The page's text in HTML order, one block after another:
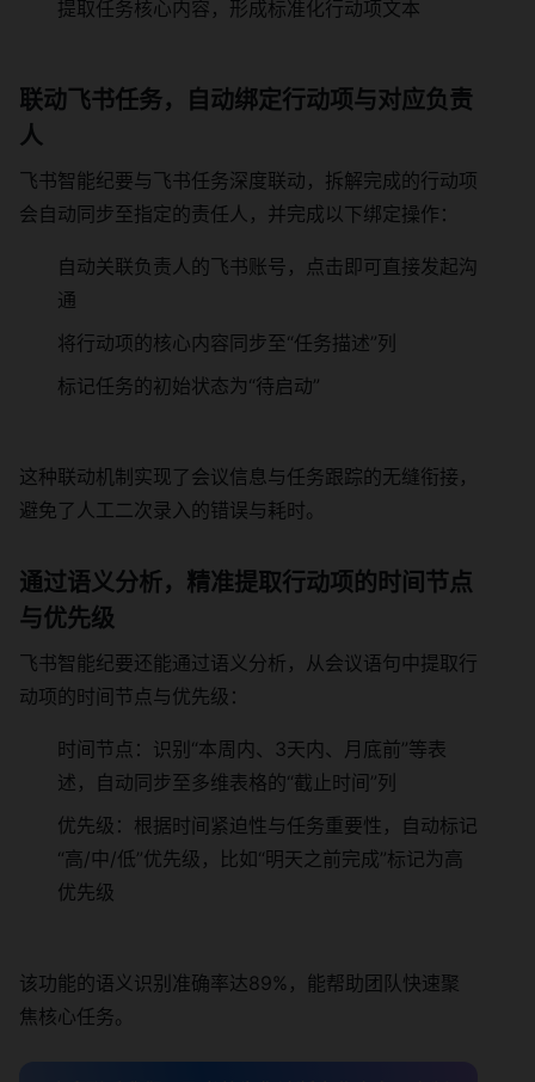
提取任务核心内容，形成标准化行动项文本
联动飞书任务，自动绑定行动项与对应负责
人
飞书智能纪要与飞书任务深度联动，拆解完成的行动项
会自动同步至指定的责任人，并完成以下绑定操作：
自动关联负责人的飞书账号，点击即可直接发起沟
通
将行动项的核心内容同步至“任务描述”列
标记任务的初始状态为“待启动”
这种联动机制实现了会议信息与任务跟踪的无缝衔接，
避免了人工二次录入的错误与耗时。
通过语义分析，精准提取行动项的时间节点
与优先级
飞书智能纪要还能通过语义分析，从会议语句中提取行
动项的时间节点与优先级：
时间节点：识别“本周内、3天内、月底前”等表
述，自动同步至多维表格的“截止时间”列
优先级：根据时间紧迫性与任务重要性，自动标记
“高/中/低”优先级，比如“明天之前完成”标记为高
优先级
该功能的语义识别准确率达89%，能帮助团队快速聚
焦核心任务。